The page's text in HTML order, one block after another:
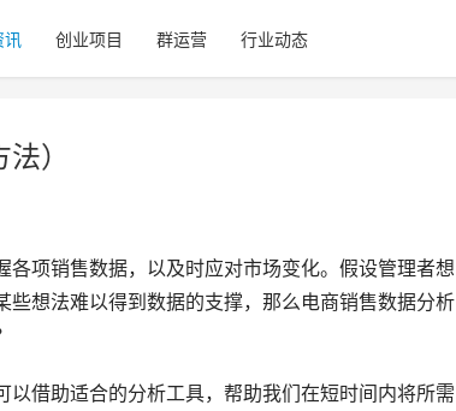
讯 创业项目 群运营 行业动态
）
项销售数据，以及时应对市场变化。假设管理者想
些想法难以得到数据的支撑，那么电商销售数据分析
借助适合的分析工具，帮助我们在短时间内将所需